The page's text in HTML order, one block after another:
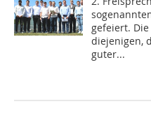
gefeiert.
diejenigen,
guter...